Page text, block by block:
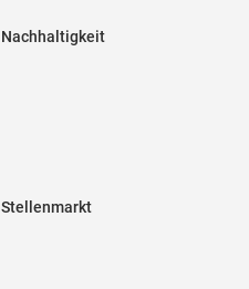
Nachhaltigkeit
Stellenmarkt